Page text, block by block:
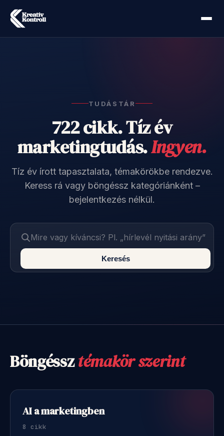
TUDÁSTÁR
722 cikk. Tíz év
marketingtudás.Ingyen.
Tíz év írott tapasztalata, témakörökbe rendezve.
Keress rá vagy böngéssz kategóriánként –
bejelentkezés nélkül.
Keresés
Böngéssztémakör szerint
AI a marketingben
8 cikk